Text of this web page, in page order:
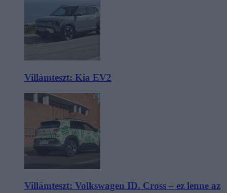
Villámteszt: Kia EV2
Villámteszt: Volkswagen ID. Cross – ez lenne az